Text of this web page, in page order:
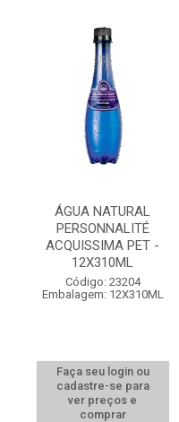
ÁGUA NATURAL
PERSONNALITÉ
ACQUISSIMA PET -
12X310ML
Código: 23204
Embalagem: 12X310ML
Faça seu login ou
cadastre-se para
ver preços e
comprar